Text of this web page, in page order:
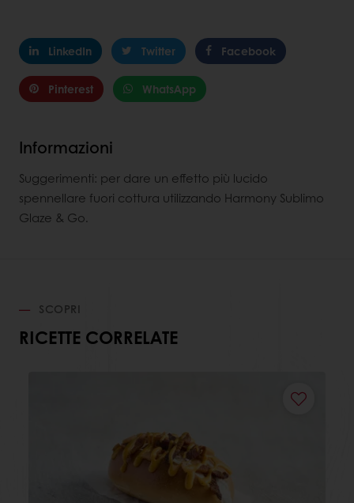
LinkedIn Twitter Facebook
Pinterest WhatsApp
Informazioni
Suggerimenti: per dare un effetto più lucido
spennellare fuori cottura utilizzando Harmony Sublimo
Glaze & Go.
SCOPRI
RICETTE CORRELATE